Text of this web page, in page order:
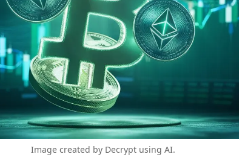
Image created by Decrypt using AI.